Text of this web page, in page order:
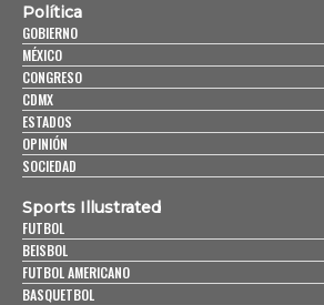
Política
GOBIERNO
MÉXICO
CONGRESO
CDMX
ESTADOS
OPINIÓN
SOCIEDAD
Sports Illustrated
FUTBOL
BEISBOL
FUTBOL AMERICANO
BASQUETBOL